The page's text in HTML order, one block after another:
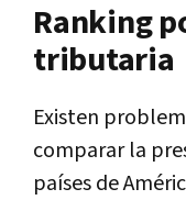
Ranking
tributaria
Existen
comparar la
países de